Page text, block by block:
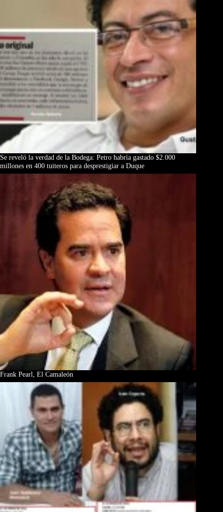
Se reveló la verdad de la Bodega: Petro habría gastado $2.000
millones en 400 tuiteros para desprestigiar a Duque
Frank Pearl, El Camaleón